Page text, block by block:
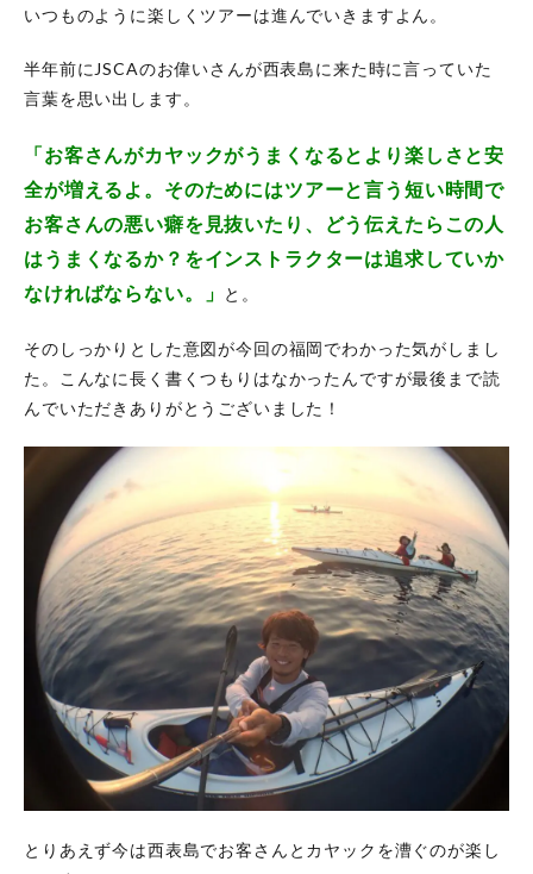
いつものように楽しくツアーは進んでいきますよん。
半年前にJSCAのお偉いさんが西表島に来た時に言っていた
言葉を思い出します。
「お客さんがカヤックがうまくなるとより楽しさと安
全が増えるよ。そのためにはツアーと言う短い時間で
お客さんの悪い癖を見抜いたり、どう伝えたらこの人
はうまくなるか？をインストラクターは追求していか
なければならない。」 と。
そのしっかりとした意図が今回の福岡でわかった気がしまし
た。こんなに長く書くつもりはなかったんですが最後まで読
んでいただきありがとうございました！
とりあえず今は西表島でお客さんとカヤックを漕ぐのが楽し